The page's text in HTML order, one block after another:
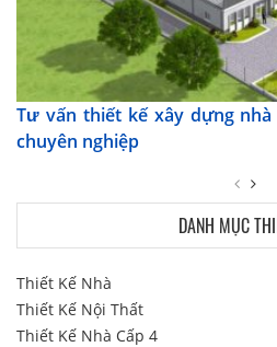
Tư vấn thiết kế xây dựng
chuyên nghiệp
DANH MỤC
Thiết Kế Nhà
Thiết Kế Nội Thất
Thiết Kế Nhà Cấp 4